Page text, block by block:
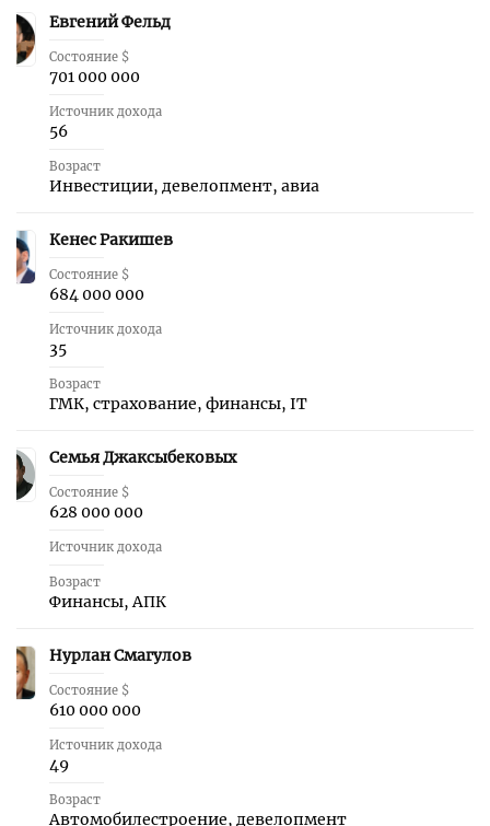
9 Евгений Фельд
Состояние $
701 000 000
Источник дохода
56
Возраст
Инвестиции, девелопмент, авиа
10 Кенес Ракишев
Состояние $
684 000 000
Источник дохода
35
Возраст
ГМК, страхование, финансы, IT
11 Семья Джаксыбековых
Состояние $
628 000 000
Источник дохода
Возраст
Финансы, АПК
12 Нурлан Смагулов
Состояние $
610 000 000
Источник дохода
49
Возраст
Автомобилестроение, девелопмент